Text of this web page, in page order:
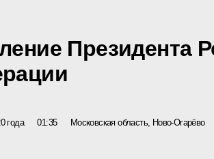
Президента
года 01:35 Московская область, Ново-Огарёво